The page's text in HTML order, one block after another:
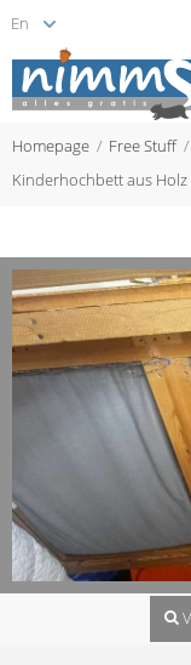
Homepage Free Stuff
Kinderhochbett aus